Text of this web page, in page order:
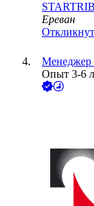
Ереван
Менеджер
Опыт 3-6